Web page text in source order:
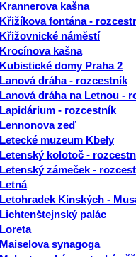
Krannerova kašna
Křižíkova fontána -
Křižovnické náměstí
Krocínova kašna
Kubistické domy Praha 2
Lanová dráha - rozcestník
Lanová dráha na Letnou -
Lapidárium - rozcestník
Lennonova zeď
Letecké muzeum Kbely
Letenský kolotoč -
Letenský zámeček -
Letná
Letohradek Kinských -
Lichtenštejnský palác
Loreta
Maiselova synagoga